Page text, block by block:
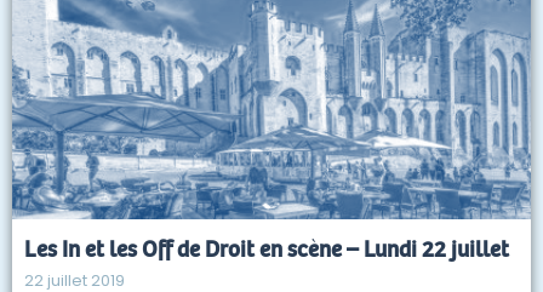
Les In et les Off de Droit en scène – Lundi 22 juillet
22 juillet 2019